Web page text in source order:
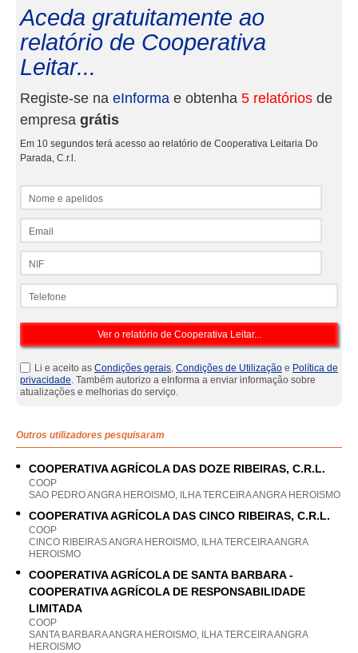
Aceda gratuitamente ao
relatório de Cooperativa
Leitar...
Registe-se na eInforma e obtenha 5 relatórios de
empresa grátis
Em 10 segundos terá acesso ao relatório de Cooperativa Leitaria Do
Parada, C.r.l.
Li e aceito as Condições gerais, Condições de Utilização e Política de
privacidade. Também autorizo a eInforma a enviar informação sobre
atualizações e melhorias do serviço.
Outros utilizadores pesquisaram
COOPERATIVA AGRÍCOLA DAS DOZE RIBEIRAS, C.R.L.
COOP
SAO PEDRO ANGRA HEROISMO, ILHA TERCEIRA ANGRA HEROISMO
COOPERATIVA AGRÍCOLA DAS CINCO RIBEIRAS, C.R.L.
COOP
CINCO RIBEIRAS ANGRA HEROISMO, ILHA TERCEIRA ANGRA
HEROISMO
COOPERATIVA AGRÍCOLA DE SANTA BARBARA -
COOPERATIVA AGRÍCOLA DE RESPONSABILIDADE
LIMITADA
COOP
SANTA BARBARA ANGRA HEROISMO, ILHA TERCEIRA ANGRA
HEROISMO